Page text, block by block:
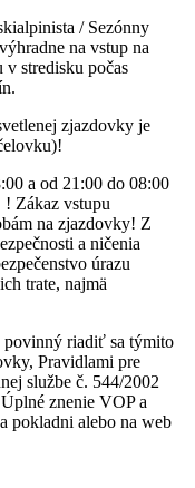
/ Sezónny
na vstup na
stredisku počas
zjazdovky je
a od 21:00 do 08:00
Zákaz vstupu
na zjazdovky! Z
a ničenia
úrazu
trate, najmä
riadiť sa týmito
Pravidlami pre
službe č. 544/2002
znenie VOP a
pokladni alebo na web